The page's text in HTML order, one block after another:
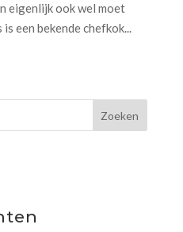
eigenlijk ook wel moet
een bekende chefkok...